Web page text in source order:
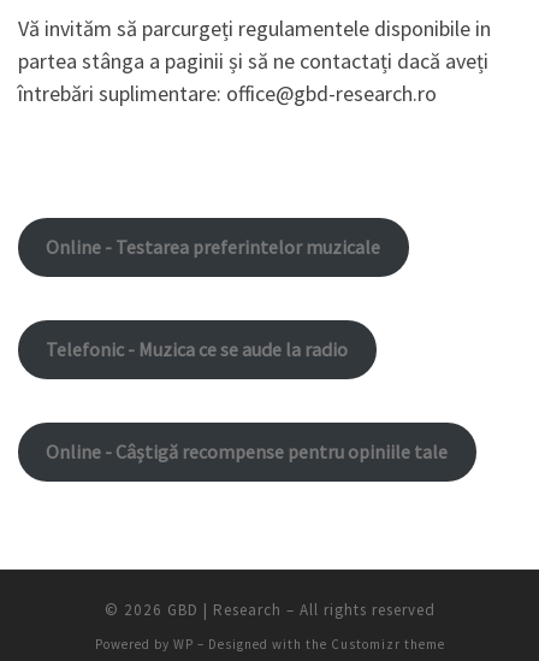
Vă invităm să parcurgeți regulamentele disponibile in
partea stânga a paginii și să ne contactați dacă aveți
întrebări suplimentare: office@gbd-research.ro
Online - Testarea preferintelor muzicale
Telefonic - Muzica ce se aude la radio
Online - Câștigă recompense pentru opiniile tale
© 2026 GBD | Research – All rights reserved
Powered by WP – Designed with the Customizr theme